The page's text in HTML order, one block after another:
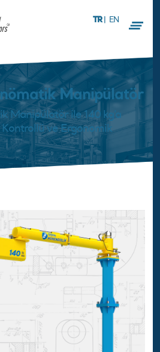
TR| EN
Manipülatör
Manipülatör ile 140 kg’a
Kontrollü ve Ergonomik